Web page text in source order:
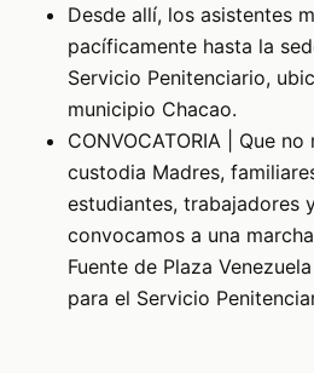
Desde allí, los asistentes
pacíficamente hasta la
Servicio Penitenciario,
municipio Chacao.
CONVOCATORIA | Que
custodia Madres,
estudiantes, trabajadores
convocamos a una
Fuente de Plaza
para el Servicio